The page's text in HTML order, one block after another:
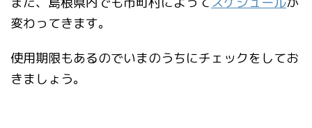
変わってきます。
使用期限もあるのでいまのうちにチェックをしてお
きましょう。